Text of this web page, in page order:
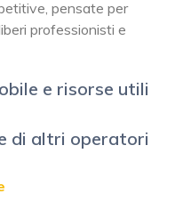
pensate per
professionisti e
e risorse utili
di altri operatori